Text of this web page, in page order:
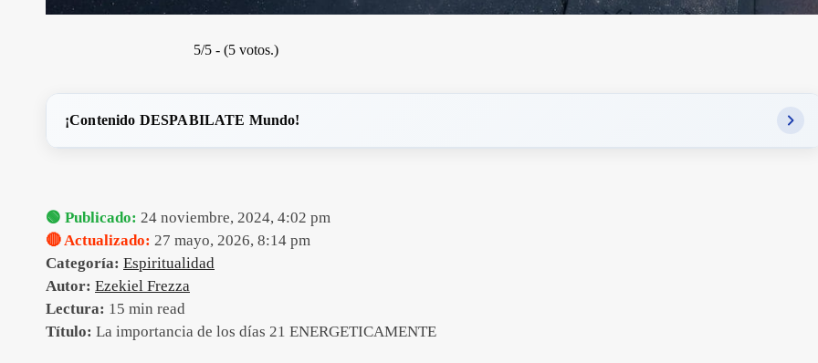
5/5 - (5 votos.)
¡Contenido DESPABILATE Mundo!
🟢 Publicado: 24 noviembre, 2024, 4:02 pm
🔴 Actualizado: 27 mayo, 2026, 8:14 pm
Categoría: Espiritualidad
Autor: Ezekiel Frezza
Lectura: 15 min read
Título: La importancia de los días 21 ENERGETICAMENTE